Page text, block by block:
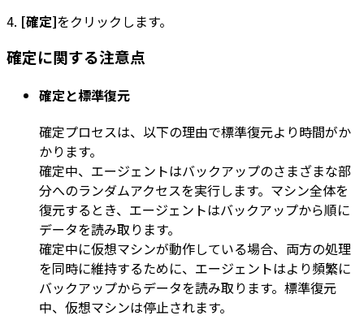
4. [確定]をクリックします。
確定に関する注意点
確定と標準復元
確定プロセスは、以下の理由で標準復元より時間がか
かります。
確定中、エージェントはバックアップのさまざまな部
分へのランダムアクセスを実行します。マシン全体を
復元するとき、エージェントはバックアップから順に
データを読み取ります。
確定中に仮想マシンが動作している場合、両方の処理
を同時に維持するために、エージェントはより頻繁に
バックアップからデータを読み取ります。標準復元
中、仮想マシンは停止されます。